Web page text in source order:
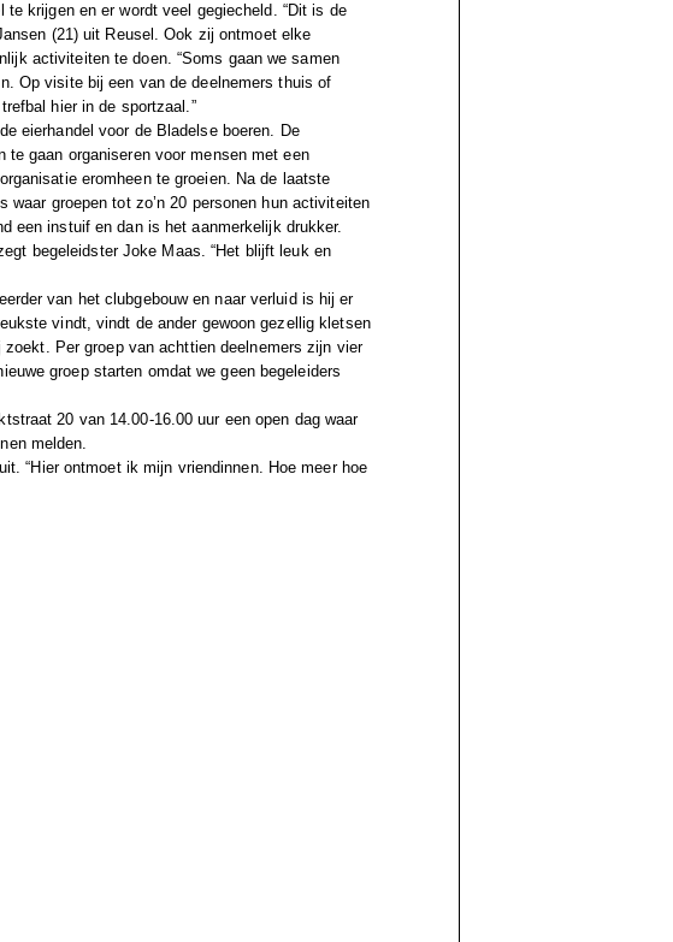
krijgen en er wordt veel gegiecheld. “Dit is de
(21) uit Reusel. Ook zij ontmoet elke
activiteiten te doen. “Soms gaan we samen
Op visite bij een van de deelnemers thuis of
hier in de sportzaal.”
eierhandel voor de Bladelse boeren. De
gaan organiseren voor mensen met een
eromheen te groeien. Na de laatste
groepen tot zo’n 20 personen hun activiteiten
een instuif en dan is het aanmerkelijk drukker.
begeleidster Joke Maas. “Het blijft leuk en
van het clubgebouw en naar verluid is hij er
vindt, vindt de ander gewoon gezellig kletsen
Per groep van achttien deelnemers zijn vier
groep starten omdat we geen begeleiders
20 van 14.00-16.00 uur een open dag waar
melden.
“Hier ontmoet ik mijn vriendinnen. Hoe meer hoe